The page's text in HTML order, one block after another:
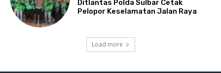
Ditlantas Polda Sulbar Cetak
Pelopor Keselamatan Jalan Raya
Load more